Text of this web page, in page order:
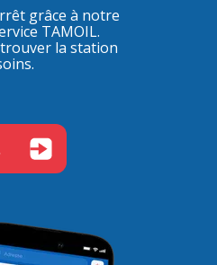
grâce à notre
TAMOIL.
la station